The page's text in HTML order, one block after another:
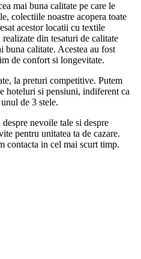
mai buna calitate pe care le
colectiile noastre acopera toate
acestor locatii cu textile
din tesaturi de calitate
buna calitate. Acestea au fost
de confort si longevitate.
la preturi competitive. Putem
hoteluri si pensiuni, indiferent ca
de 3 stele.
nevoile tale si despre
pentru unitatea ta de cazare.
contacta in cel mai scurt timp.